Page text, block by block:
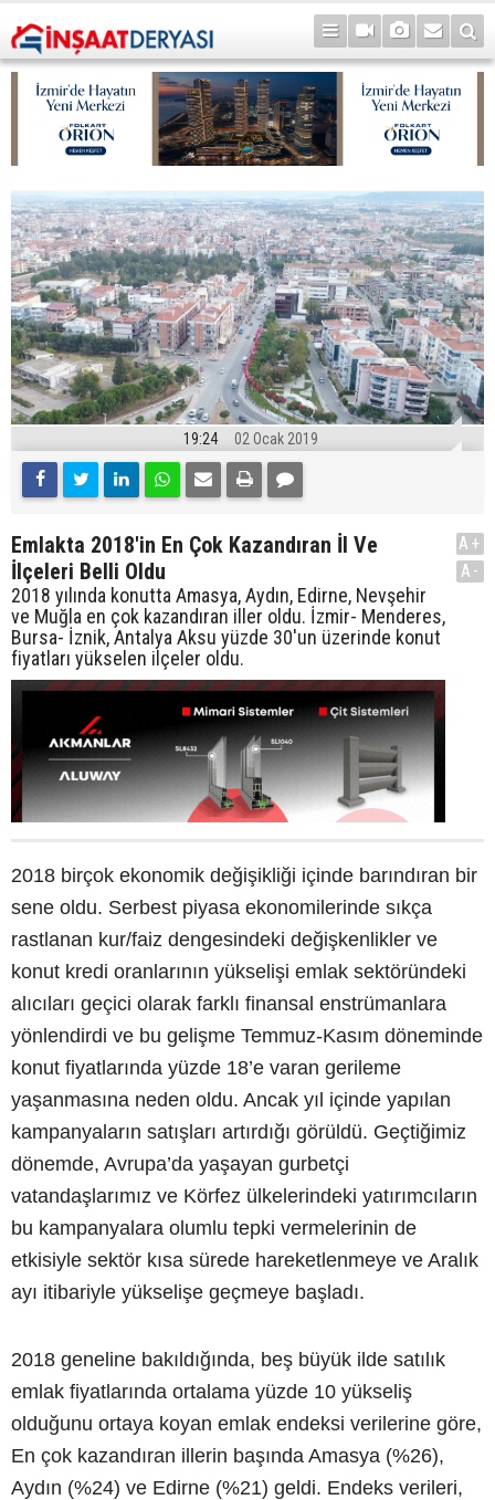
19:24 02 Ocak 2019
Emlakta 2018'in En Çok Kazandıran İl Ve
İlçeleri Belli Oldu
2018 yılında konutta Amasya, Aydın, Edirne, Nevşehir
ve Muğla en çok kazandıran iller oldu. İzmir- Menderes,
Bursa- İznik, Antalya Aksu yüzde 30'un üzerinde konut
fiyatları yükselen ilçeler oldu.
A+
A-
2018 birçok ekonomik değişikliği içinde barındıran bir
sene oldu. Serbest piyasa ekonomilerinde sıkça
rastlanan kur/faiz dengesindeki değişkenlikler ve
konut kredi oranlarının yükselişi emlak sektöründeki
alıcıları geçici olarak farklı finansal enstrümanlara
yönlendirdi ve bu gelişme Temmuz-Kasım döneminde
konut fiyatlarında yüzde 18’e varan gerileme
yaşanmasına neden oldu. Ancak yıl içinde yapılan
kampanyaların satışları artırdığı görüldü. Geçtiğimiz
dönemde, Avrupa’da yaşayan gurbetçi
vatandaşlarımız ve Körfez ülkelerindeki yatırımcıların
bu kampanyalara olumlu tepki vermelerinin de
etkisiyle sektör kısa sürede hareketlenmeye ve Aralık
ayı itibariyle yükselişe geçmeye başladı.
2018 geneline bakıldığında, beş büyük ilde satılık
emlak fiyatlarında ortalama yüzde 10 yükseliş
olduğunu ortaya koyan emlak endeksi verilerine göre,
En çok kazandıran illerin başında Amasya (%26),
Aydın (%24) ve Edirne (%21) geldi. Endeks verileri,